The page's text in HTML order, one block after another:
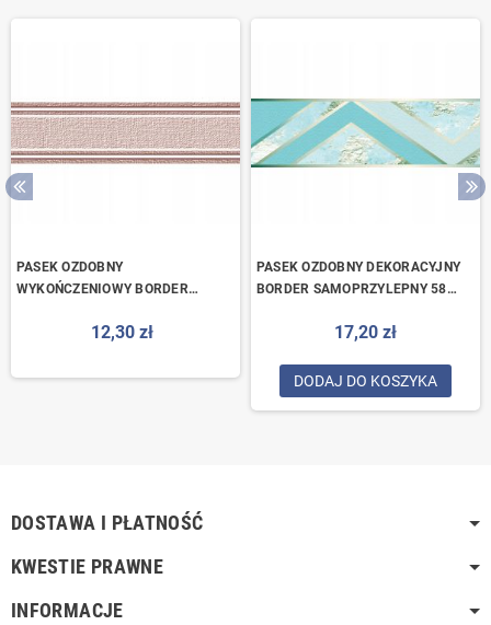
PASEK OZDOBNY
WYKOŃCZENIOWY BORDER
12,30 zł
PASEK OZDOBNY DEKORACYJNY
BORDER SAMOPRZYLEPNY 58
17,20 zł
DODAJ DO KOSZYKA
DOSTAWA I PŁATNOŚĆ
KWESTIE PRAWNE
INFORMACJE